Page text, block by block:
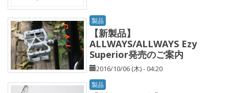
製品
【新製品】
ALLWAYS/ALLWAYS Ezy
Superior発売のご案内
2016/10/06 (木) - 04:20
製品